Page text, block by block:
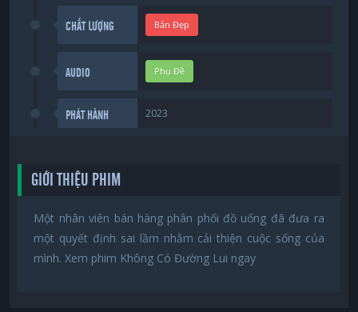
CHẤT LƯỢNG Bản Đẹp
AUDIO Phụ Đề
PHÁT HÀNH 2023
GIỚI THIỆU PHIM
Một nhân viên bán hàng phân phối đồ uống đã đưa ra
một quyết định sai lầm nhằm cải thiện cuộc sống của
mình. Xem phim Không Có Đường Lui ngay